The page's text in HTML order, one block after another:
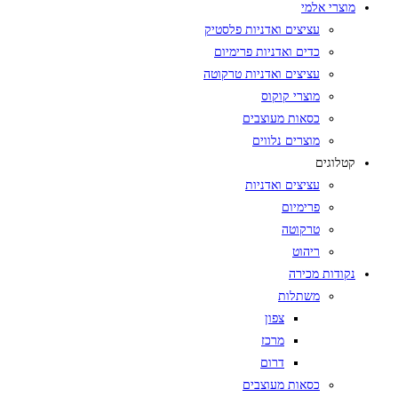
מוצרי אלמי
עציצים ואדניות פלסטיק
כדים ואדניות פרימיום
עציצים ואדניות טרקוטה
מוצרי קוקוס
כסאות מעוצבים
מוצרים נלווים
קטלוגים
עציצים ואדניות
פרימיום
טרקוטה
ריהוט
נקודות מכירה
משתלות
צפון
מרכז
דרום
כסאות מעוצבים